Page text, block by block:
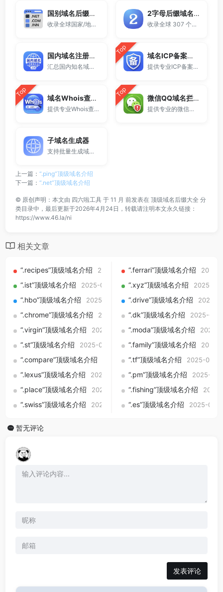
国别域名后缀大全
收录全球国家/地区代码顶级域名。
2字母后缀域名大全
收录全球 307 个两字符域名后缀。
国内域名注册商大全
汇总国内知名域名注册商与服务平台。
Top 域名ICP备案查询
提供专业ICP备案查询与网站备案信息查询服务，支持域名备案号查询、网站是否备案检测及备案信息快速获取，适用于站长工具、域名检测与SEO分析。
Top 域名Whois查询工具
提供专业Whois查询与域名信息查询服务，支持查询域名注册信息、注册商、到期时间及DNS记录，适用于域名检测、SEO分析及站长工具使用。
Top 微信QQ域名拦截检测
提供专业的微信拦截检测、QQ拦截检测、域名被墙检测服务，一键查询网站是否被封、被拦截或被限制访问。
子域名生成器
支持批量生成域名与泛解析子域名，适用于站群部署、SEO测试与开发环境使用。
上一篇： “.ping”顶级域名介绍
下一篇： “.net”顶级域名介绍
© 原创声明：本文由 四六啦工具 于 11 月 前发表在 顶级域名后缀大全 分
类目录中，最后更新于2026年4月24日，转载请注明本文永久链接：
https://www.46.la/ni
相关文章
“.recipes”顶级域名介绍 2025-09-01“.ferrari”顶级域名介绍 2025-
“.ist”顶级域名介绍 2025-09-01 “.xyz”顶级域名介绍 2025-
“.hbo”顶级域名介绍 2025-09-01 “.drive”顶级域名介绍 2025-
“.chrome”顶级域名介绍 2025-09-01“.dk”顶级域名介绍 2025-09-
“.virgin”顶级域名介绍 2025-09-01 “.moda”顶级域名介绍 2025-
“.st”顶级域名介绍 2025-09-01 “.family”顶级域名介绍 2025-
“.compare”顶级域名介绍 2025-09-01“.tf”顶级域名介绍 2025-09-01
“.lexus”顶级域名介绍 2025-09-01 “.pm”顶级域名介绍 2025-09-
“.place”顶级域名介绍 2025-09-01 “.fishing”顶级域名介绍
“.swiss”顶级域名介绍 2025-09-01 “.es”顶级域名介绍 2025-09-
暂无评论
发表评论